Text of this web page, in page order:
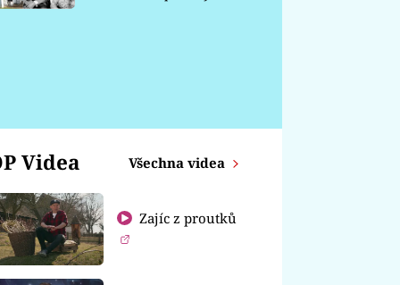
Videa Všechna videa
Zajíc z proutků